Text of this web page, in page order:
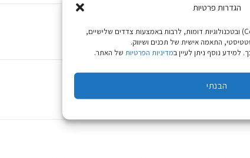
הגדרות פרטיות
באתר זה נעשה שימוש בעוגיות (Cookies) ובטכנולוגיות דומות, לרבות באמצעות צדדים שלישיים,
התאמה אישית של תכנים ושיווק.
נוסף ניתן לעיין במדיניות הפרטיות של האתר.
הבנתי